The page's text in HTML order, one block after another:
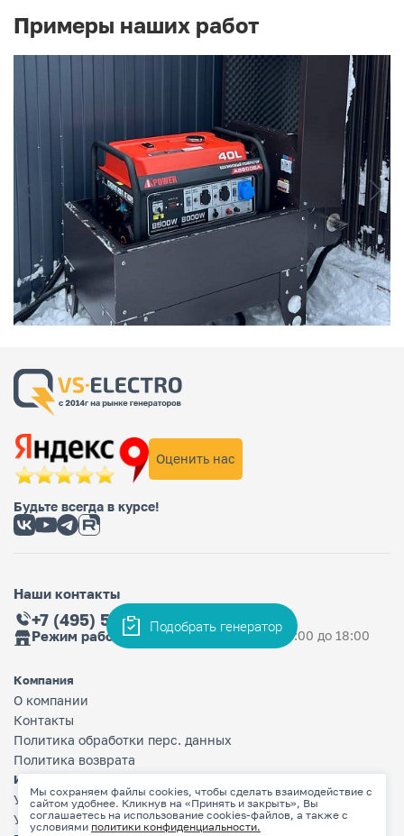
Примеры наших работ
Оценить нас
Будьте всегда в курсе!
Наши контакты
+7 (495) 565-36-33
Режим работы магазинаЕжедневно: с 9:00 до 18:00
Компания
О компании
Контакты
Политика обработки перс. данных
Политика возврата
Информация
Условия оплаты
Условия доставки
Мы сохраняем файлы cookies, чтобы сделать взаимодействие с
сайтом удобнее. Кликнув на «Принять и закрыть», Вы
соглашаетесь на использование cookies-файлов, а также с
условиями политики конфиденциальности.
Подобрать генератор